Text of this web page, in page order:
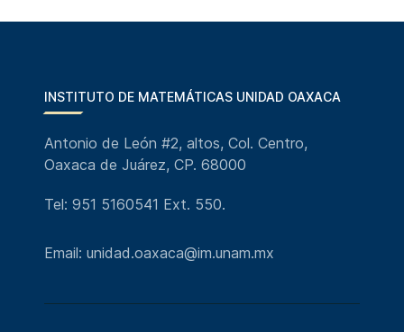
INSTITUTO DE MATEMÁTICAS UNIDAD OAXACA
Antonio de León #2, altos, Col. Centro,
Oaxaca de Juárez, CP. 68000
Tel: 951 5160541 Ext. 550.
Email: unidad.oaxaca@im.unam.mx